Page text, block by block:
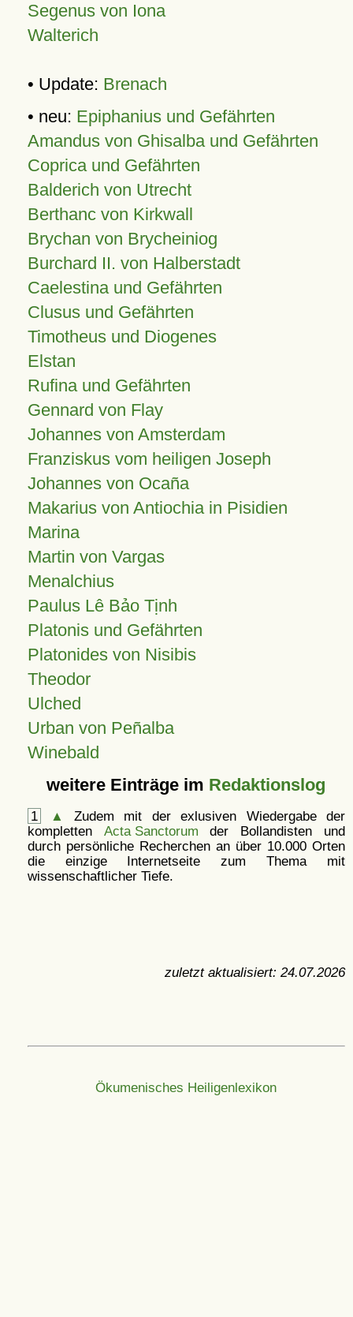
Segenus von Iona
Walterich
• Update: Brenach
• neu: Epiphanius und Gefährten
Amandus von Ghisalba und Gefährten
Coprica und Gefährten
Balderich von Utrecht
Berthanc von Kirkwall
Brychan von Brycheiniog
Burchard II. von Halberstadt
Caelestina und Gefährten
Clusus und Gefährten
Timotheus und Diogenes
Elstan
Rufina und Gefährten
Gennard von Flay
Johannes von Amsterdam
Franziskus vom heiligen Joseph
Johannes von Ocaña
Makarius von Antiochia in Pisidien
Marina
Martin von Vargas
Menalchius
Paulus Lê Bảo Tịnh
Platonis und Gefährten
Platonides von Nisibis
Theodor
Ulched
Urban von Peñalba
Winebald
weitere Einträge im Redaktionslog
1 ▲
Zudem mit der exlusiven Wiedergabe der
kompletten Acta Sanctorum der Bollandisten und
durch persönliche Recherchen an über 10.000 Orten
die einzige Internetseite zum Thema mit
wissenschaftlicher Tiefe.
zuletzt aktualisiert: 24.07.2026
Ökumenisches Heiligenlexikon